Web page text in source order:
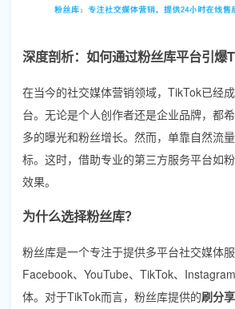
深度剖析：如何通过粉丝库平台引爆
在当今的社交媒体营销领域，TikTok已经
台。无论是个人创作者还是企业品牌，都
多的曝光和粉丝增长。然而，单靠自然流
标。这时，借助专业的第三方服务平台如
效果。
为什么选择粉丝库？
粉丝库是一个专注于提供多平台社交媒体
Facebook、YouTube、TikTok、
体。对于TikTok而言，粉丝库提供的刷分享